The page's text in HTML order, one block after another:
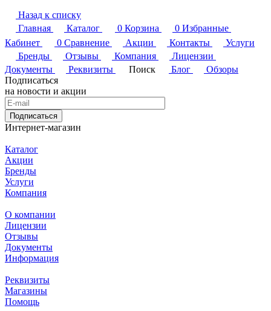
Назад к списку
Главная
Каталог 0 Корзина 0 Избранные
Кабинет
0 Сравнение Акции Контакты
Услуги
Бренды
Отзывы Компания
Лицензии
Документы
Реквизиты Поиск Блог
Обзоры
Подписаться
на новости и акции
Подписаться
Интернет-магазин
Каталог
Акции
Бренды
Услуги
Компания
О компании
Лицензии
Отзывы
Документы
Информация
Реквизиты
Магазины
Помощь